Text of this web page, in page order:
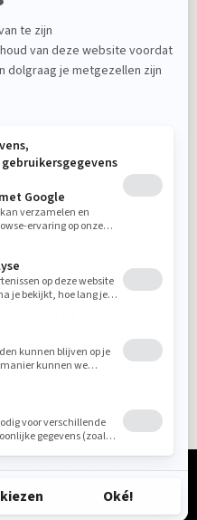
acties!
op
/ Realisatie:Rosegaar.nl|